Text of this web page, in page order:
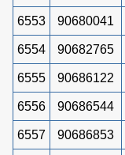
6553 90680041
6554 90682765
6555 90686122
6556 90686544
6557 90686853